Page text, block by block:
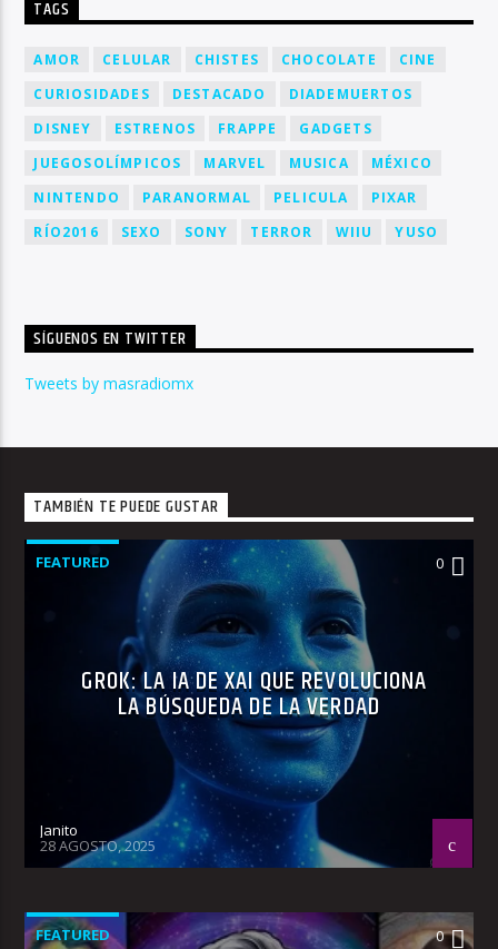
TAGS
AMOR CELULAR CHISTES CHOCOLATE
CINE
CURIOSIDADES
DESTACADO
DIADEMUERTOS
DISNEY
ESTRENOS FRAPPE
GADGETS
JUEGOSOLÍMPICOS
MARVEL MUSICA
MÉXICO
NINTENDO
PARANORMAL PELICULA
PIXAR
RÍO2016
SEXO SONY TERROR WIIU YUSO
SÍGUENOS EN TWITTER
Tweets by masradiomx
TAMBIÉN TE PUEDE GUSTAR
FEATURED 0
GROK: LA IA DE XAI QUE REVOLUCIONA
LA BÚSQUEDA DE LA VERDAD
Janito
28 AGOSTO, 2025
FEATURED 0